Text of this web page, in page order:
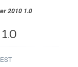
2010 1.0